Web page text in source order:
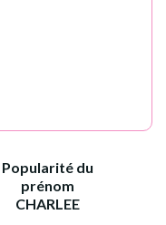
Popularité du
prénom
CHARLEE